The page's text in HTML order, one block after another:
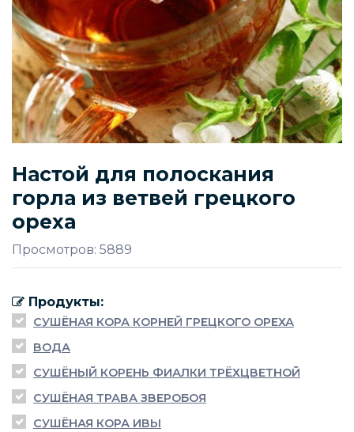
Настой для полоскания
горла из ветвей грецкого
ореха
Просмотров: 5889
Продукты:
СУШЁНАЯ КОРА КОРНЕЙ ГРЕЦКОГО ОРЕХА
ВОДА
СУШЁНЫЙ КОРЕНЬ ФИАЛКИ ТРЁХЦВЕТНОЙ
СУШЁНАЯ ТРАВА ЗВЕРОБОЯ
СУШЁНАЯ КОРА ИВЫ